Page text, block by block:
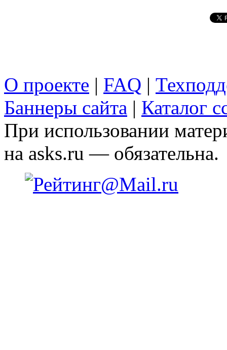
О проекте | FAQ |
Баннеры сайта | Каталог
При использовании
на asks.ru — обязательна.